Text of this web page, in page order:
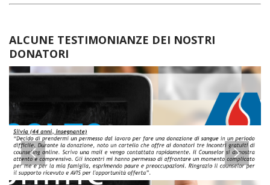
ALCUNE TESTIMONIANZE DEI NOSTRI
DONATORI